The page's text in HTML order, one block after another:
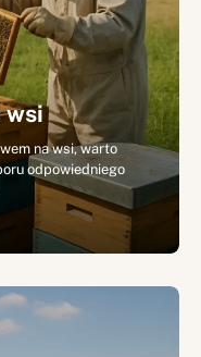
wsi
na wsi, warto
odpowiedniego